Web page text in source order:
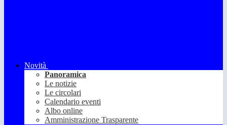
Novità
Panoramica
Le notizie
Le circolari
Calendario eventi
Albo online
Amministrazione Trasparente